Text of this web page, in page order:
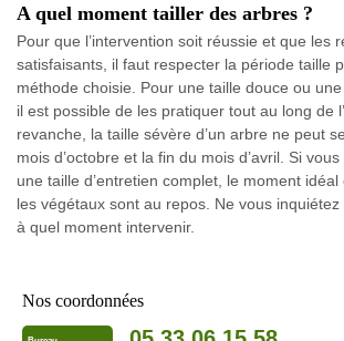
A quel moment tailler des arbres ?
Pour que l’intervention soit réussie et que les
satisfaisants, il faut respecter la période taille
méthode choisie. Pour une taille douce ou
il est possible de les pratiquer tout au long de
revanche, la taille sévère d’un arbre ne peut
mois d’octobre et la fin du mois d’avril. Si
une taille d’entretien complet, le moment idéal
les végétaux sont au repos. Ne vous
à quel moment intervenir.
Nos coordonnées